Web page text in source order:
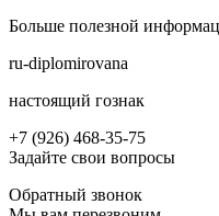
Больше полезной
ru-diplomirovana
настоящий гознак
+7 (926) 468-35-75
Задайте свои вопросы
Обратный звонок